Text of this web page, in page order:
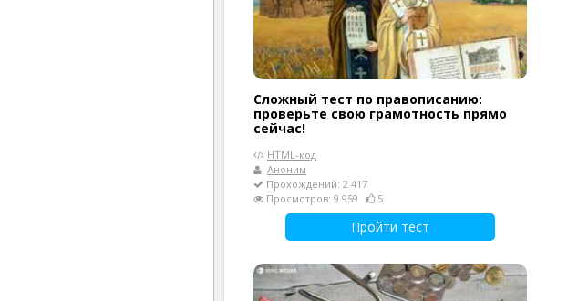
Сложный тест по правописанию:
проверьте свою грамотность прямо
сейчас!
HTML-код
Аноним
Прохождений: 2 417
Просмотров: 9 959
5
Пройти тест